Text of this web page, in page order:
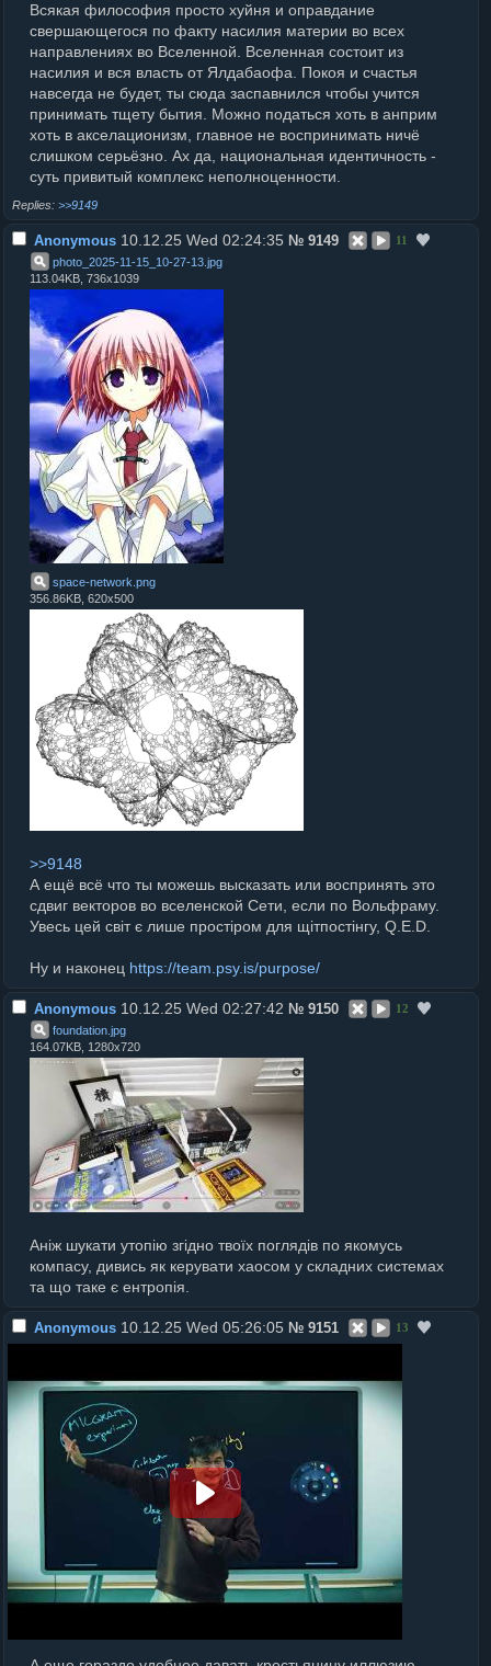
Всякая философия просто хуйня и оправдание
свершающегося по факту насилия материи во всех
направлениях во Вселенной. Вселенная состоит из
насилия и вся власть от Ялдабаофа. Покоя и счастья
навсегда не будет, ты сюда заспавнился чтобы учится
принимать тщету бытия. Можно податься хоть в анприм
хоть в акселационизм, главное не воспринимать ничё
слишком серьёзно. Ах да, национальная идентичность -
суть привитый комплекс неполноценности.
>>9149
Anonymous 10.12.25 Wed 02:24:35 № 9149
11
photo_2025-11-15_10-27-13 jpg
113.04KB, 736x1039
space-network png
356.86KB, 620x500
>>9148
А ещё всё что ты можешь высказать или воспринять это
сдвиг векторов во вселенской Сети, если по Вольфраму.
Увесь цей світ є лише простіром для щітпостінгу, Q.E.D.
Ну и наконец https://team.psy.is/purpose/
Anonymous 10.12.25 Wed 02:27:42 № 9150
12
foundation jpg
164.07KB, 1280x720
Аніж шукати утопію згідно твоїх поглядів по якомусь
компасу, дивись як керувати хаосом у складних системах
та що таке є ентропія.
Anonymous 10.12.25 Wed 05:26:05 № 9151 13